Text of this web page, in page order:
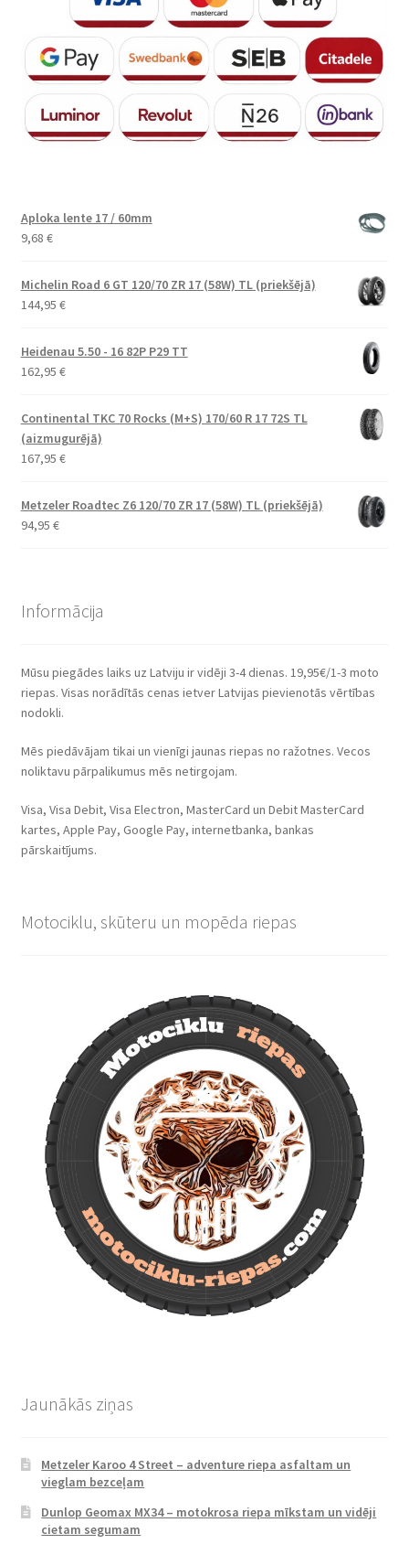
Aploka lente 17 / 60mm
9,68 €
Michelin Road 6 GT 120/70 ZR 17 (58W) TL (priekšējā)
144,95 €
Heidenau 5.50 - 16 82P P29 TT
162,95 €
Continental TKC 70 Rocks (M+S) 170/60 R 17 72S TL
(aizmugurējā)
167,95 €
Metzeler Roadtec Z6 120/70 ZR 17 (58W) TL (priekšējā)
94,95 €
Informācija
Mūsu piegādes laiks uz Latviju ir vidēji 3-4 dienas. 19,95€/1-3 moto
riepas. Visas norādītās cenas ietver Latvijas pievienotās vērtības
nodokli.
Mēs piedāvājam tikai un vienīgi jaunas riepas no ražotnes. Vecos
noliktavu pārpalikumus mēs netirgojam.
Visa, Visa Debit, Visa Electron, MasterCard un Debit MasterCard
kartes, Apple Pay, Google Pay, internetbanka, bankas
pārskaitījums.
Motociklu, skūteru un mopēda riepas
Jaunākās ziņas
Metzeler Karoo 4 Street – adventure riepa asfaltam un
vieglam bezceļam
Dunlop Geomax MX34 – motokrosa riepa mīkstam un vidēji
cietam segumam